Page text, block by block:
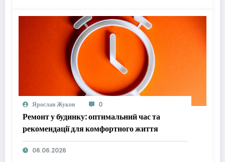
Ярослав Жуков 0
Ремонт у будинку: оптимальний час та
рекомендації для комфортного життя
06.06.2026